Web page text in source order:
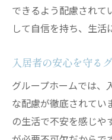
できるよう配慮されて
して自信を持ち、生活
入居者の安心を守る
グループホームでは、
な配慮が徹底されてい
の生活で不安を感じや